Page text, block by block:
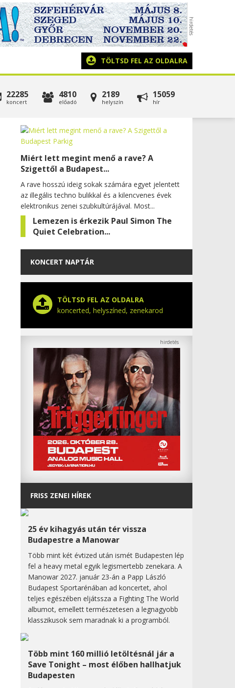
TÖLTSD FEL AZ OLDALRA
22285
koncert
4810
előadó
2189
helyszín
15059
hír
Miért lett megint menő a rave? A
Szigettől a Budapest...
A rave hosszú ideig sokak számára egyet jelentett
az illegális techno bulikkal és a kilencvenes évek
elektronikus zenei szubkultúrájával. Most...
Lemezen is érkezik Paul Simon The
Quiet Celebration...
KONCERT NAPTÁR
TÖLTSD FEL AZ OLDALRA
koncerted, helyszíned, zenekarod
FRISS ZENEI HÍREK
25 év kihagyás után tér vissza
Budapestre a Manowar
Több mint két évtized után ismét Budapesten lép
fel a heavy metal egyik legismertebb zenekara. A
Manowar 2027. január 23-án a Papp László
Budapest Sportarénában ad koncertet, ahol
teljes egészében eljátssza a Fighting The World
albumot, emellett természetesen a legnagyobb
klasszikusok sem maradnak ki a programból.
Több mint 160 millió letöltésnál jár a
Save Tonight – most élőben hallhatjuk
Budapesten